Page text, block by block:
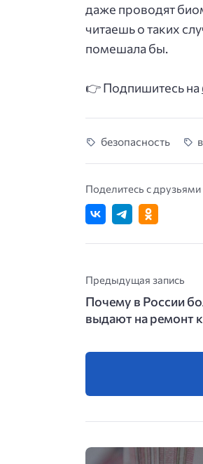
даже проводят
читаешь о таких
помешала бы.
👉 Подпишитесь на
безопасность
Поделитесь с друзьями
Предыдущая запись
Почему в России
выдают на ремонт